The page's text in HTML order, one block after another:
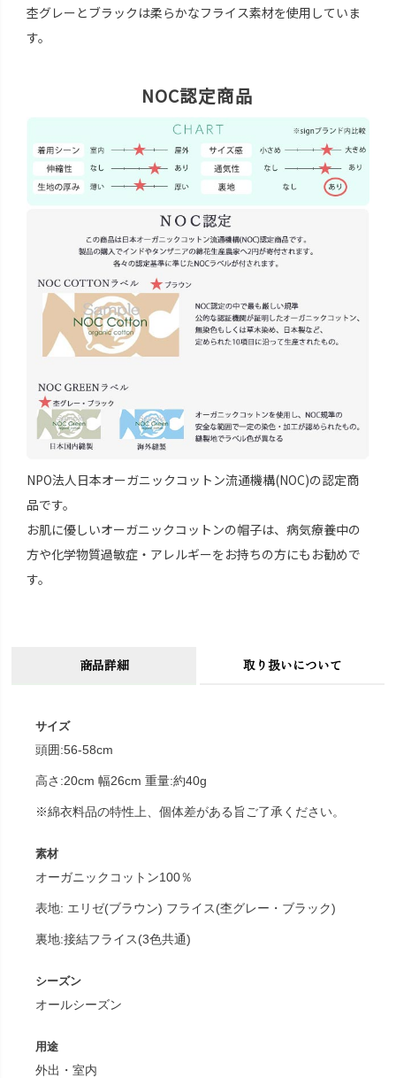
杢グレーとブラックは柔らかなフライス素材を使用していま
す。
NOC認定商品
NPO法人日本オーガニックコットン流通機構(NOC)の認定商
品です。
お肌に優しいオーガニックコットンの帽子は、病気療養中の
方や化学物質過敏症・アレルギーをお持ちの方にもお勧めで
す。
商品詳細 取り扱いについて
サイズ
頭囲:56-58cm
高さ:20cm 幅26cm 重量:約40g
※綿衣料品の特性上、個体差がある旨ご了承ください。
素材
オーガニックコットン100％
表地: エリゼ(ブラウン) フライス(杢グレー・ブラック)
裏地:接結フライス(3色共通)
シーズン
オールシーズン
用途
外出・室内